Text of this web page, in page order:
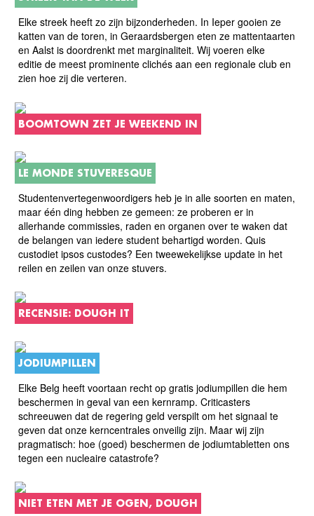
Elke streek heeft zo zijn bijzonderheden. In Ieper gooien ze
katten van de toren, in Geraardsbergen eten ze mattentaarten
en Aalst is doordrenkt met marginaliteit. Wij voeren elke
editie de meest prominente clichés aan een regionale club en
zien hoe zij die verteren.
BOOMTOWN ZET JE WEEKEND IN
LE MONDE STUVERESQUE
Studentenvertegenwoordigers heb je in alle soorten en maten,
maar één ding hebben ze gemeen: ze proberen er in
allerhande commissies, raden en organen over te waken dat
de belangen van iedere student behartigd worden. Quis
custodiet ipsos custodes? Een tweewekelijkse update in het
reilen en zeilen van onze stuvers.
RECENSIE: DOUGH IT
JODIUMPILLEN
Elke Belg heeft voortaan recht op gratis jodiumpillen die hem
beschermen in geval van een kernramp. Criticasters
schreeuwen dat de regering geld verspilt om het signaal te
geven dat onze kerncentrales onveilig zijn. Maar wij zijn
pragmatisch: hoe (goed) beschermen de jodiumtabletten ons
tegen een nucleaire catastrofe?
NIET ETEN MET JE OGEN, DOUGH